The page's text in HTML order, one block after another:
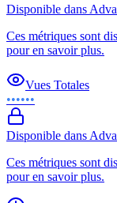
Disponible dans
Ces métriques sont
pour en savoir plus.
Vues Totales
••••••
Disponible dans
Ces métriques sont
pour en savoir plus.